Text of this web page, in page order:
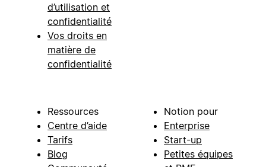
d’utilisation et
confidentialité
Vos droits en
matière de
confidentialité
Ressources
Centre d’aide
Tarifs
Blog
Notion pour
Enterprise
Start-up
Petites équipes